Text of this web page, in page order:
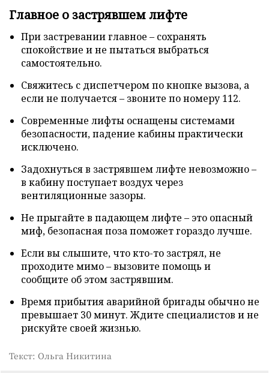
Главное о застрявшем лифте
При застревании главное – сохранять
спокойствие и не пытаться выбраться
самостоятельно.
Свяжитесь с диспетчером по кнопке вызова, а
если не получается – звоните по номеру 112.
Современные лифты оснащены системами
безопасности, падение кабины практически
исключено.
Задохнуться в застрявшем лифте невозможно –
в кабину поступает воздух через
вентиляционные зазоры.
Не прыгайте в падающем лифте – это опасный
миф, безопасная поза поможет гораздо лучше.
Если вы слышите, что кто-то застрял, не
проходите мимо – вызовите помощь и
сообщите об этом застрявшим.
Время прибытия аварийной бригады обычно не
превышает 30 минут. Ждите специалистов и не
рискуйте своей жизнью.
Текст: Ольга Никитина